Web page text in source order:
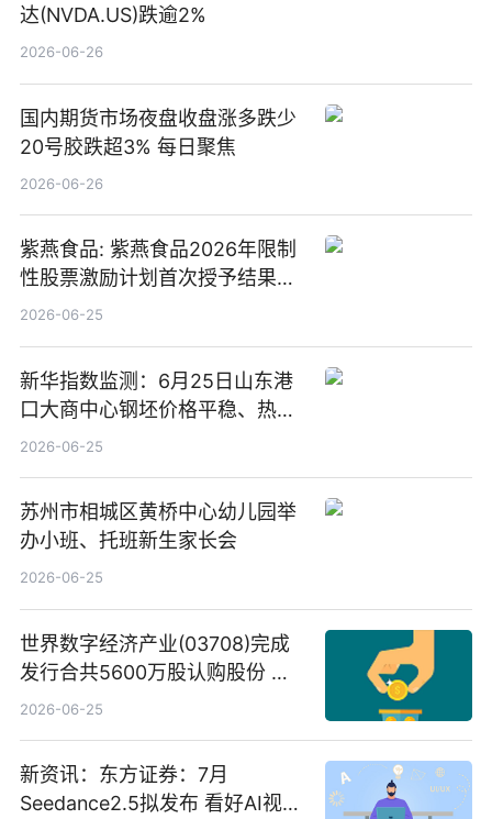
达(NVDA.US)跌逾2%
2026-06-26
国内期货市场夜盘收盘涨多跌少
20号胶跌超3% 每日聚焦
2026-06-26
紫燕食品: 紫燕食品2026年限制
性股票激励计划首次授予结果公
告-微资讯
2026-06-25
新华指数监测：6月25日山东港
口大商中心钢坯价格平稳、热轧
C料价格微幅下跌
2026-06-25
苏州市相城区黄桥中心幼儿园举
办小班、托班新生家长会
2026-06-25
世界数字经济产业(03708)完成
发行合共5600万股认购股份 净
筹约1007万港元 独家焦点
2026-06-25
新资讯：东方证券：7月
Seedance2.5拟发布 看好AI视频